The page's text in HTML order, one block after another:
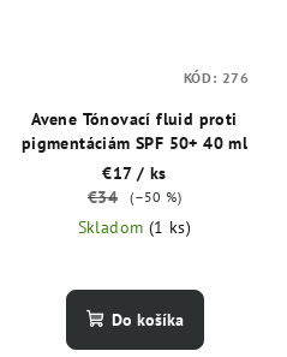
Avene Tónovací fluid proti
pigmentáciám SPF 50+ 40 ml
€17 / ks
€34
(–50 %)
Skladom (1 ks)
Do košíka
KÓD: 276